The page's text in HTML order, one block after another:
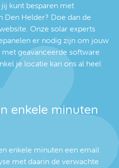
kunt besparen met
Den Helder? Doe dan de
Onze solar experts
er nodig zijn om jouw
geavanceerde software
je locatie kan ons al heel
enkele minuten
enkele minuten een email
met daarin de verwachte